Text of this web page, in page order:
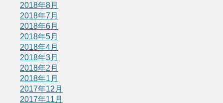
2018年8月
2018年7月
2018年6月
2018年5月
2018年4月
2018年3月
2018年2月
2018年1月
2017年12月
2017年11月